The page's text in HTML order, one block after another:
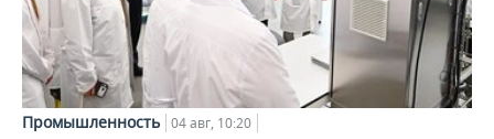
Промышленность 04 авг, 10:20